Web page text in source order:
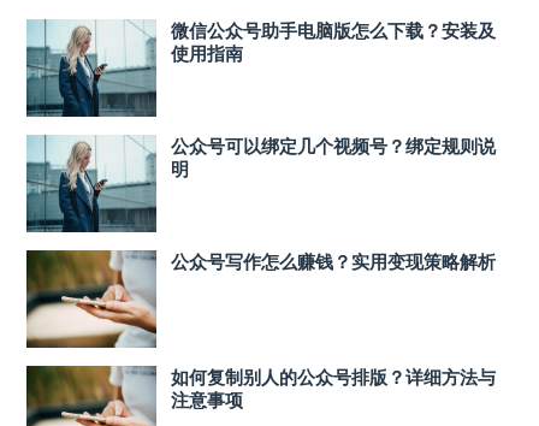
微信公众号助手电脑版怎么下载？安装及
使用指南
公众号可以绑定几个视频号？绑定规则说
明
公众号写作怎么赚钱？实用变现策略解析
如何复制别人的公众号排版？详细方法与
注意事项